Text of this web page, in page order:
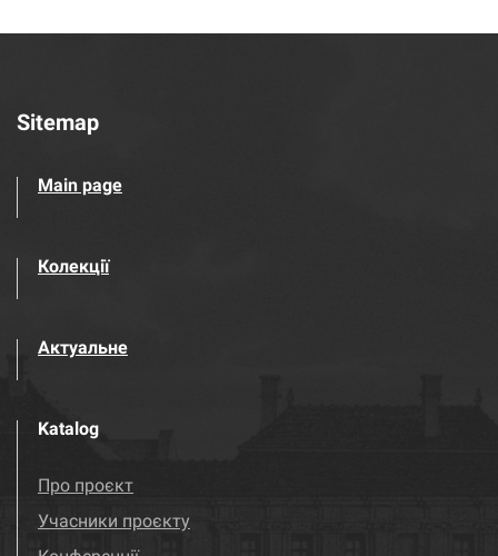
Sitemap
Main page
Колекції
Актуальне
Katalog
Про проєкт
Учасники проєкту